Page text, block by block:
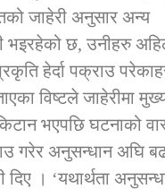
प्राविधि शिक्षालय जुम्लाको
जाहेरी अनुसार अन्य
भइरहेको छ, उनीहरु
हेर्दा पक्राउ
विष्टले जाहेरीमा
भएपछि घटनाको
गरेर अनुसन्धान अघि
दिए । ‘यथार्थता